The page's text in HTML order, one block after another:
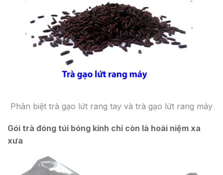
Phân biệt trà gạo lứt rang tay và trà gạo lứt rang máy
Gói trà đóng túi bóng kính chỉ còn là hoài niệm xa
xưa